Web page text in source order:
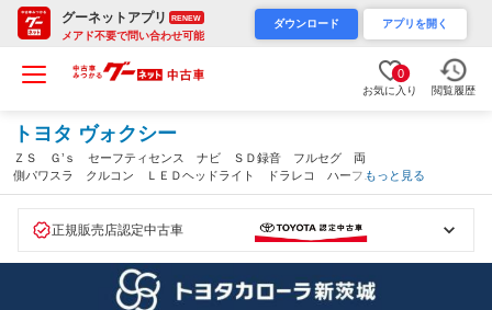
グーネットアプリ RENEW
メアド不要で問い合わせ可能
ダウンロード アプリを開く
0
お気に入り 閲覧履歴
トヨタ ヴォクシー
ＺＳ Ｇ’ｓ セーフティセンス ナビ ＳＤ録音 フルセグ 両
側パワスラ クルコン ＬＥＤヘッドライト ドラレコ ハーフレ
ザー オートハイビーム ビルトインＥＴＣ バックカメラ 禁煙
もっと見る
正規販売店認定中古車